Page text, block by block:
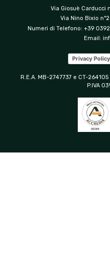
Via Giosuè Carducci
Via Nino Bixio
Numeri di Telefono: +39
Email:
Privacy Policy
R.E.A. MB-2747737 e CT-
P.IVA